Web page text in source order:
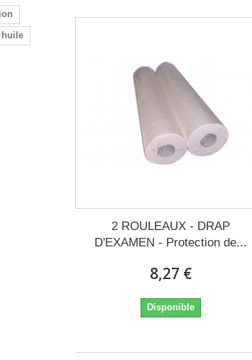
huile
2 ROULEAUX - DRAP
D'EXAMEN - Protection de...
8,27 €
Disponible